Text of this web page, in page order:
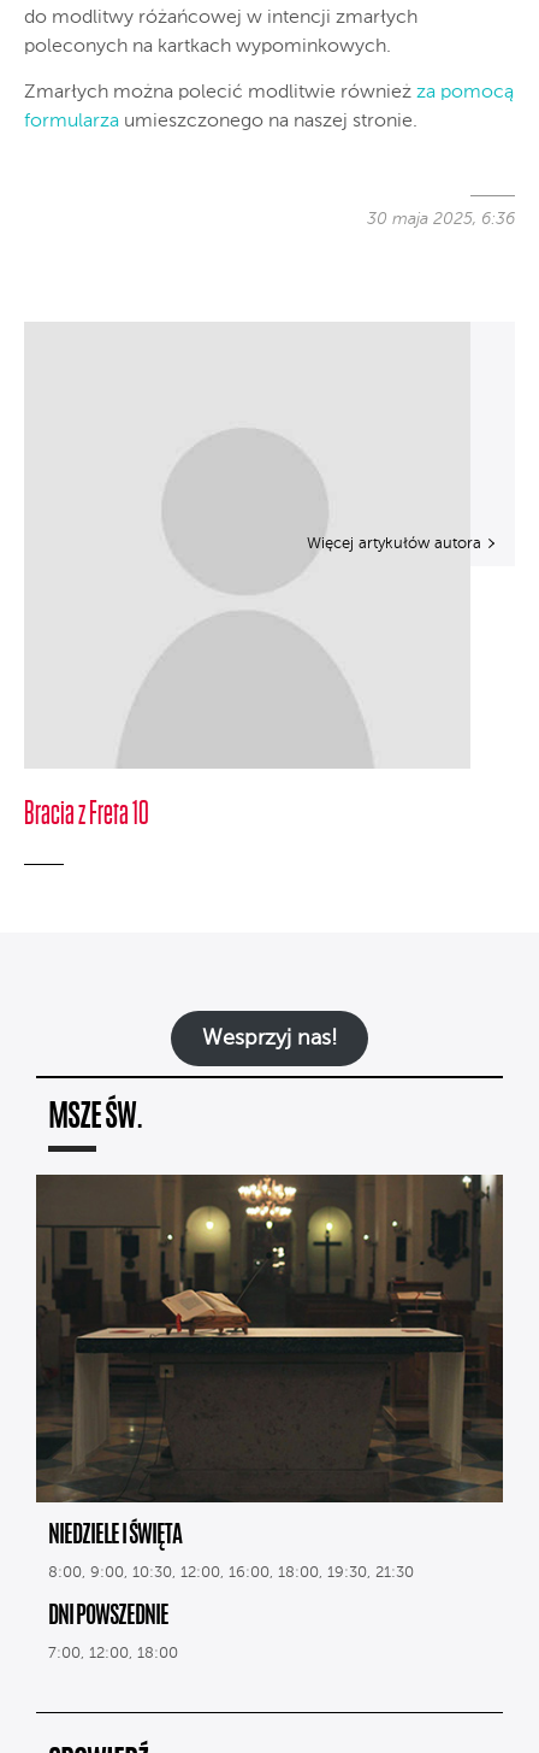
do modlitwy różańcowej w intencji zmarłych
poleconych na kartkach wypominkowych.
Zmarłych można polecić modlitwie również za pomocą
formularza umieszczonego na naszej stronie.
30 maja 2025, 6:36
Bracia z Freta 10
Więcej artykułów autora
Wesprzyj nas!
MSZE ŚW.
NIEDZIELE I ŚWIĘTA
8:00, 9:00, 10:30, 12:00, 16:00, 18:00, 19:30, 21:30
DNI POWSZEDNIE
7:00, 12:00, 18:00